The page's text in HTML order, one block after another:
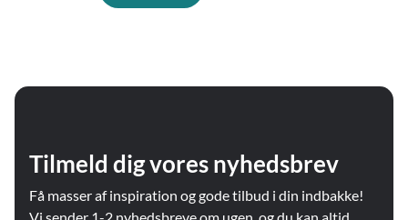
Tilmeld dig vores nyhedsbrev
Få masser af inspiration og gode tilbud i din indbakke!